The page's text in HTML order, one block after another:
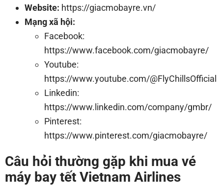
Website: https://giacmobayre.vn/
Mạng xã hội:
Facebook:
https://www.facebook.com/giacmobayre/
Youtube:
https://www.youtube.com/@FlyChillsOfficial
Linkedin:
https://www.linkedin.com/company/gmbr/
Pinterest:
https://www.pinterest.com/giacmobayre/
Câu hỏi thường gặp khi mua vé
máy bay tết Vietnam Airlines